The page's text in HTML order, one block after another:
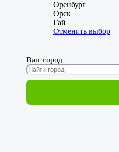
Оренбург
Орск
Гай
Отменить выбор
Ваш город